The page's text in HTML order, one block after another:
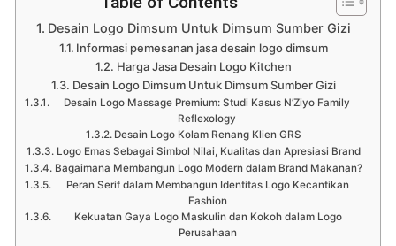
Desain Logo Dimsum Untuk Dimsum Sumber Gizi
Informasi pemesanan jasa desain logo dimsum
Harga Jasa Desain Logo Kitchen
Desain Logo Dimsum Untuk Dimsum Sumber Gizi
Desain Logo Massage Premium: Studi Kasus N’Ziyo Family
Reflexology
Desain Logo Kolam Renang Klien GRS
Logo Emas Sebagai Simbol Nilai, Kualitas dan Apresiasi Brand
Bagaimana Membangun Logo Modern dalam Brand Makanan?
Peran Serif dalam Membangun Identitas Logo Kecantikan
Fashion
Kekuatan Gaya Logo Maskulin dan Kokoh dalam Logo
Perusahaan